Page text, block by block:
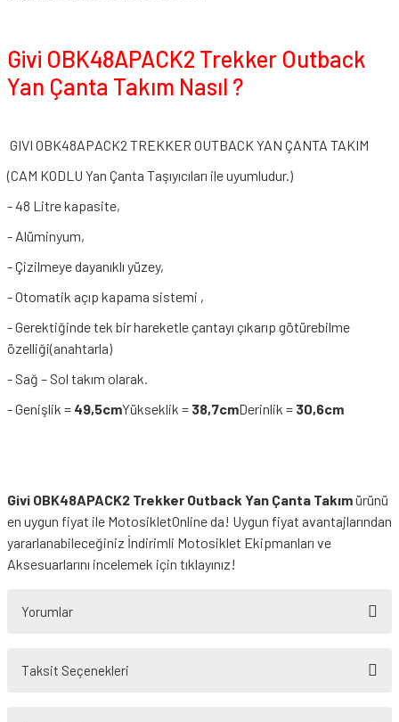
Givi OBK48APACK2 Trekker Outback
Yan Çanta Takım Nasıl ?
GIVI OBK48APACK2 TREKKER OUTBACK YAN ÇANTA TAKIM
(CAM KODLU Yan Çanta Taşıyıcıları ile uyumludur.)
- 48 Litre kapasite,
- Alüminyum,
- Çizilmeye dayanıklı yüzey,
- Otomatik açıp kapama sistemi ,
- Gerektiğinde tek bir hareketle çantayı çıkarıp götürebilme
özelliği(anahtarla)
- Sağ – Sol takım olarak.
- Genişlik = 49,5cmYükseklik = 38,7cmDerinlik = 30,6cm
Givi OBK48APACK2 Trekker Outback Yan Çanta Takımürünü
en uygun fiyat ile MotosikletOnline da! Uygun fiyat avantajlarından
yararlanabileceğiniz İndirimli Motosiklet Ekipmanları ve
Aksesuarlarını incelemek için tıklayınız!
Yorumlar
Taksit Seçenekleri